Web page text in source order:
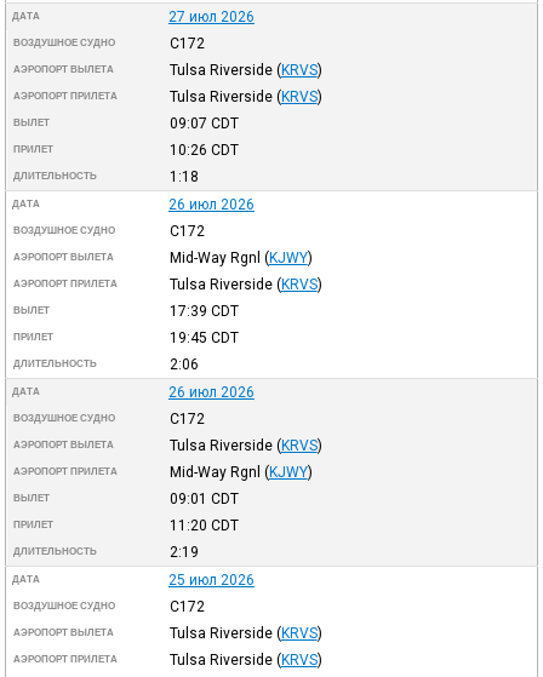
ДАТА 27 июл 2026
ВОЗДУШНОЕ СУДНО C172
АЭРОПОРТ ВЫЛЕТА Tulsa Riverside (KRVS)
АЭРОПОРТ ПРИЛЕТА Tulsa Riverside (KRVS)
ВЫЛЕТ 09:07 CDT
ПРИЛЕТ 10:26 CDT
ДЛИТЕЛЬНОСТЬ 1:18
ДАТА 26 июл 2026
ВОЗДУШНОЕ СУДНО C172
АЭРОПОРТ ВЫЛЕТА Mid-Way Rgnl (KJWY)
АЭРОПОРТ ПРИЛЕТА Tulsa Riverside (KRVS)
ВЫЛЕТ 17:39 CDT
ПРИЛЕТ 19:45 CDT
ДЛИТЕЛЬНОСТЬ 2:06
ДАТА 26 июл 2026
ВОЗДУШНОЕ СУДНО C172
АЭРОПОРТ ВЫЛЕТА Tulsa Riverside (KRVS)
АЭРОПОРТ ПРИЛЕТА Mid-Way Rgnl (KJWY)
ВЫЛЕТ 09:01 CDT
ПРИЛЕТ 11:20 CDT
ДЛИТЕЛЬНОСТЬ 2:19
ДАТА 25 июл 2026
ВОЗДУШНОЕ СУДНО C172
АЭРОПОРТ ВЫЛЕТА Tulsa Riverside (KRVS)
АЭРОПОРТ ПРИЛЕТА Tulsa Riverside (KRVS)